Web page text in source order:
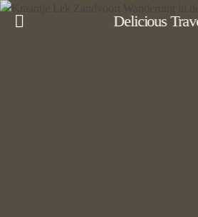
Delicious